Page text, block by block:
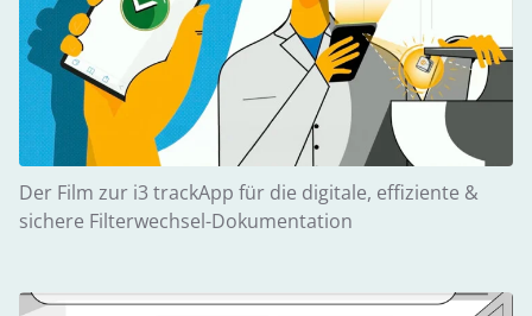
Der Film zur i3 trackApp für die digitale, effiziente &
sichere Filterwechsel-Dokumentation